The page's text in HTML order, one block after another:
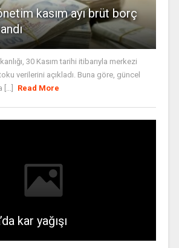
kasım ayı brüt borç
30 Kasım tarihi itibarıyla merkezi
verilerini açıkladı. Buna göre, güncel
Read More
kar yağışı